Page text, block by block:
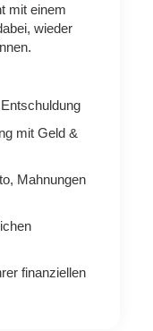
mit einem
wieder
mit Geld &
Mahnungen
finanziellen